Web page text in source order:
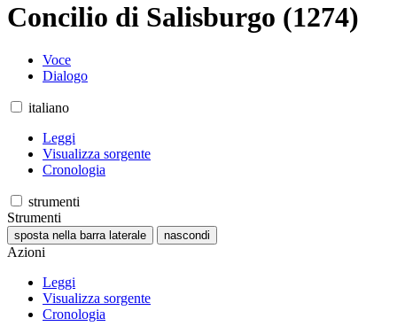
Concilio di Salisburgo (1274)
Voce
Dialogo
italiano
Leggi
Visualizza sorgente
Cronologia
strumenti
Strumenti
sposta nella barra laterale nascondi
Azioni
Leggi
Visualizza sorgente
Cronologia